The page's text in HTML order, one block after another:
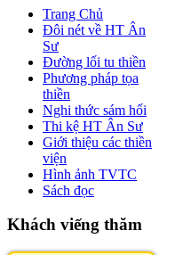
Trang Chủ
Đôi nét về HT Ân
Sư
Đường lối tu thiền
Phương pháp tọa
thiền
Nghi thức sám hối
Thi kệ HT Ân Sư
Giới thiệu các thiền
viện
Hình ảnh TVTC
Sách đọc
Khách viếng thăm